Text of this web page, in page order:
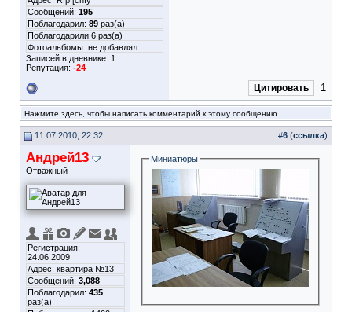
Сообщений: 195
Поблагодарил: 89 раз(а)
Поблагодарили 6 раз(а)
Фотоальбомы: не добавлял
Записей в дневнике: 1
Репутация: -24
Цитировать 1
Нажмите здесь, чтобы написать комментарий к этому сообщению
11.07.2010, 22:32 #6 (ссылка)
Андрей13
Отважный
Регистрация:
24.06.2009
Адрес: квартира №13
Сообщений: 3,088
Поблагодарил: 435
раз(а)
Миниатюры